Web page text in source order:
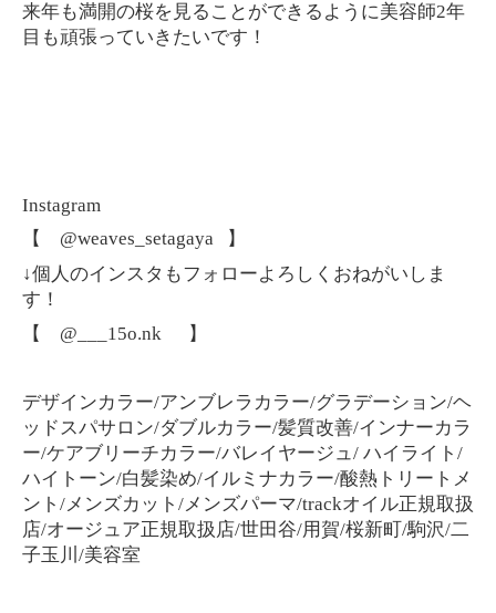
来年も満開の桜を見ることができるように美容師2年
目も頑張っていきたいです！
Instagram
【 @weaves_setagaya 】
↓個人のインスタもフォローよろしくおねがいしま
す！
【 @___15o.nk
】
デザインカラー/アンブレラカラー/グラデーション/ヘ
ッドスパサロン/ダブルカラー/髪質改善/インナーカラ
ー/ケアブリーチカラー/バレイヤージュ/ ハイライト/
ハイトーン/白髪染め/イルミナカラー/酸熱トリートメ
ント/メンズカット/メンズパーマ/trackオイル正規取扱
店/オージュア正規取扱店/世田谷/用賀/桜新町/駒沢/二
子玉川/美容室